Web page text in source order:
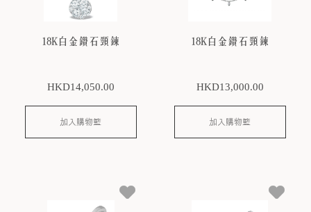
18K白金鑽石頸鍊
HKD14,050.00
加入購物籃
18K白金鑽石頸鍊
HKD13,000.00
加入購物籃